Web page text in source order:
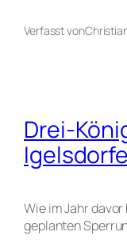
Verfasst von
Drei-
Wie im Jahr
geplanten